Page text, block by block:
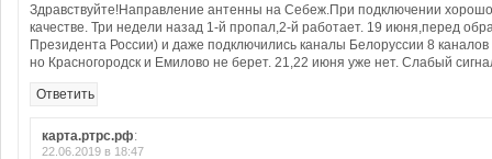
Здравствуйте!Направление антенны на Себеж.При подключении
качестве. Три недели назад 1-й пропал,2-й работает. 19 июня,перед
Президента России) и даже подключились каналы Белоруссии 8
но Красногородск и Емилово не берет. 21,22 июня уже нет. Слабый
Ответить
карта.ртрс.рф:
22.06.2019 в 18:47